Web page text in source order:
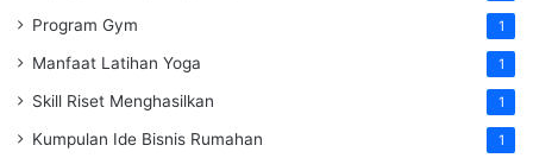
Program Gym 1
Manfaat Latihan Yoga 1
Skill Riset Menghasilkan 1
Kumpulan Ide Bisnis Rumahan 1